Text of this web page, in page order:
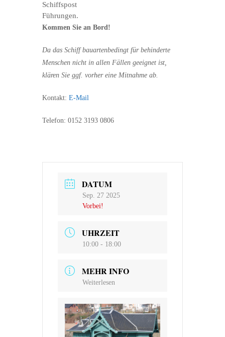
Schiffspost
Führungen.
Kommen Sie an Bord!
Da das Schiff bauartenbedingt für behinderte
Menschen nicht in allen Fällen geeignet ist,
klären Sie ggf. vorher eine Mitnahme ab.
Kontakt: E-Mail
Telefon: 0152 3193 0806
DATUM
Sep. 27 2025
Vorbei!
UHRZEIT
10:00 - 18:00
MEHR INFO
Weiterlesen